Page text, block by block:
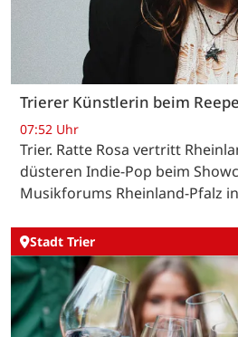
Trierer Künstlerin beim
07:52 Uhr
Trier. Ratte Rosa vertritt
düsteren Indie-Pop beim
Musikforums Rheinland-Pfalz
Stadt Trier